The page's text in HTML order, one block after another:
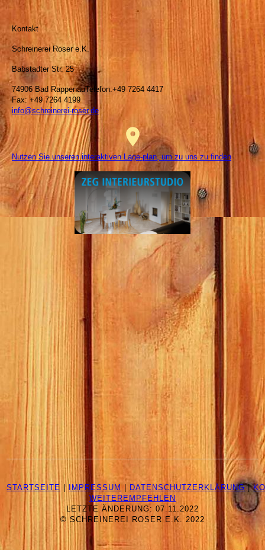
Kontakt
Schreinerei Roser e.K.
Babstadter Str. 25
74906 Bad RappenauTelefon:+49 7264 4417
Fax: +49 7264 4199
info@schreinerei-roser.de
Nutzen Sie unseren interaktiven Lage-plan, um zu uns zu finden
STARTSEITE | IMPRESSUM DATENSCHUTZERKLÄRUNG|
WEITEREMPFEHLEN
LETZTE ÄNDERUNG: 07.11.2022
© SCHREINEREI ROSER E.K. 2022